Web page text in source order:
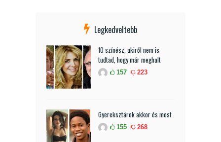
Legkedveltebb
10 színész, akiről nem is
tudtad, hogy már meghalt
157 223
Gyereksztárok akkor és most
155 268